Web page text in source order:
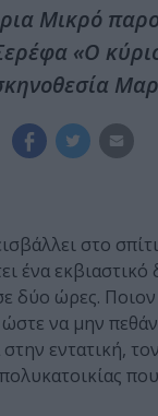
Μικρό
«Ο
στο
ένα
δύο ώρες. Ποιον
να μην
εντατική,